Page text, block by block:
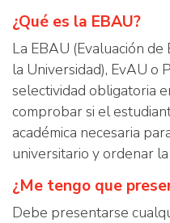
¿Qué es la EBAU?
La EBAU (Evaluación
la Universidad), EvAU o
selectividad obligatoria
comprobar si el
académica necesaria
universitario y ordenar
¿Me tengo que
Debe presentarse